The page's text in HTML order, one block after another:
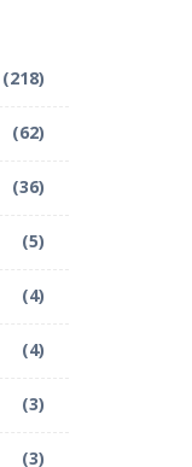
(218)
(62)
(36)
(5)
(4)
(4)
(3)
(3)